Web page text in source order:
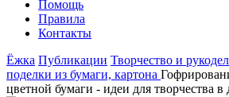
Помощь
Правила
Контакты
Ёжка Публикации Творчество и
поделки из бумаги, картона
цветной бумаги - идеи для творчества в